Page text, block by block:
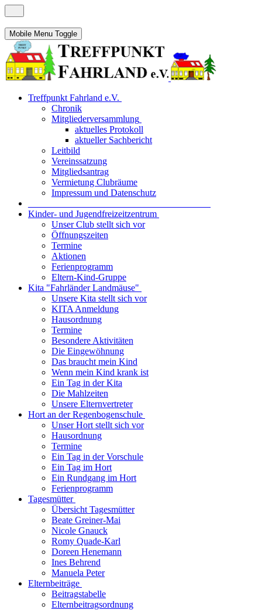
Mobile Menu Toggle
Treffpunkt Fahrland e.V.
Chronik
Mitgliederversammlung
aktuelles Protokoll
aktueller Sachbericht
Leitbild
Vereinssatzung
Mitgliedsantrag
Vermietung Clubräume
Impressum und Datenschutz
Kinder- und Jugendfreizeitzentrum
Unser Club stellt sich vor
Öffnungszeiten
Termine
Aktionen
Ferienprogramm
Eltern-Kind-Gruppe
Kita "Fahrländer Landmäuse"
Unsere Kita stellt sich vor
KITA Anmeldung
Hausordnung
Termine
Besondere Aktivitäten
Die Eingewöhnung
Das braucht mein Kind
Wenn mein Kind krank ist
Ein Tag in der Kita
Die Mahlzeiten
Unsere Elternvertreter
Hort an der Regenbogenschule
Unser Hort stellt sich vor
Hausordnung
Termine
Ein Tag in der Vorschule
Ein Tag im Hort
Ein Rundgang im Hort
Ferienprogramm
Tagesmütter
Übersicht Tagesmütter
Beate Greiner-Mai
Nicole Gnauck
Romy Quade-Karl
Doreen Henemann
Ines Behrend
Manuela Peter
Elternbeiträge
Beitragstabelle
Elternbeitragsordnung